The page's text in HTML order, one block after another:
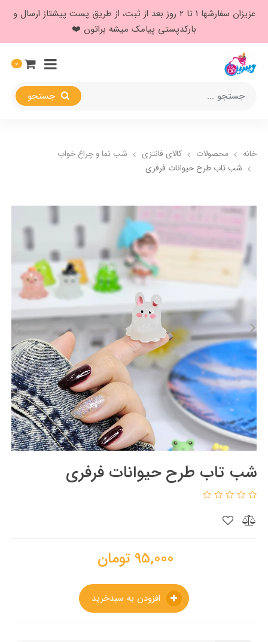
عزیزان سفارشها ۱ تا ۲ روز بعد از ثبت، از طریق پست پیشتاز ارسال و
بارکدپستی پیامک میشه براتون ❤️
0
خانه محصولات کالای فانتزی
شب نما و چراغ خواب
شب تاب طرح حیوانات فرفری
شب تاب طرح حیوانات فرفری
95,000 تومان